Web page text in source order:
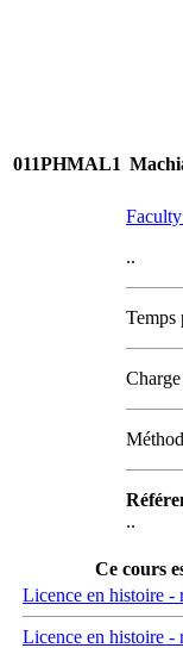
011PHMAL1
..
Temps
..
Ce cours
Licence en histoire -
Licence en histoire -